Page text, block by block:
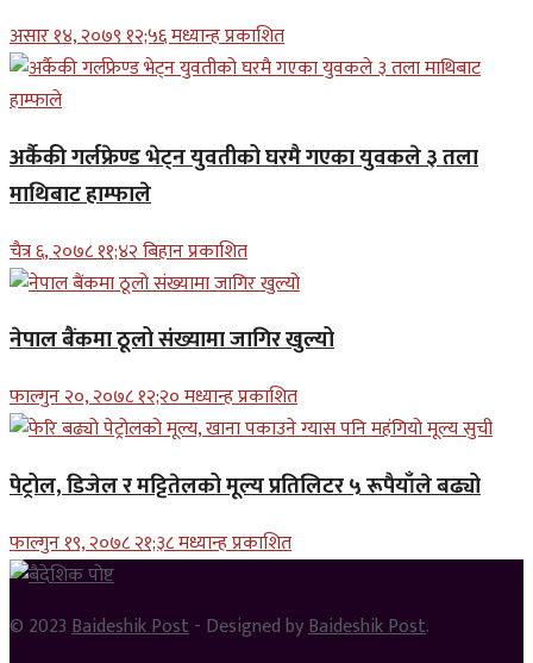
असार १४, २०७९ १२;५६ मध्यान्ह प्रकाशित
अर्कैकी गर्लफ्रेण्ड भेट्न युवतीको घरमै गएका युवकले ३ तला
माथिबाट हाम्फाले
चैत्र ६, २०७८ ११;४२ बिहान प्रकाशित
नेपाल बैंकमा ठूलो संख्यामा जागिर खुल्यो
फाल्गुन २०, २०७८ १२;२० मध्यान्ह प्रकाशित
पेट्रोल, डिजेल र मट्टितेलको मूल्य प्रतिलिटर ५ रूपैयाँले बढ्यो
फाल्गुन १९, २०७८ २१;३८ मध्यान्ह प्रकाशित
© 2023Baideshik Post- Designed byBaideshik Post.